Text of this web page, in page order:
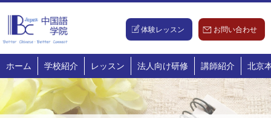
content
体験レッスン お問い合わせ
ホーム 学校紹介 レッスン 法人向け研修 講師紹介 北京